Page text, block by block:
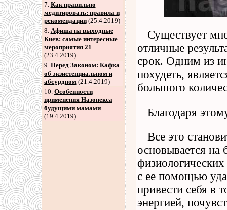
7. Как правильно
медитировать: правила и
рекомендации(25.4.2019)
8. Афиша на выходные
Киев: самые интересные
мероприятия 21
(23.4.2019)
9. Перед Законом: Кафка
об экзистенциальном и
абсурдном(21.4.2019)
10. Особенности
применения Назонекса
будущими мамами
(19.4.2019)
Существует
отличные
срок. Одним из
похудеть,
большого
Благодаря
Все это
основывается на
с ее помощью
привести себя в
энергией,